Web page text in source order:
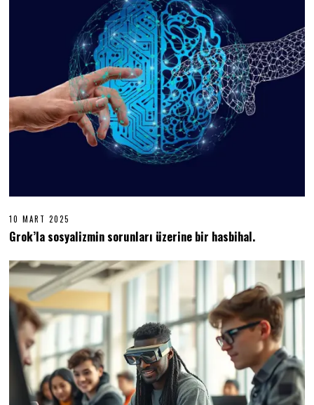
10 MART 2025
M
R
T
2
0
5
Grok’la sosyalizmin sorunları üzerine bir hasbihal.